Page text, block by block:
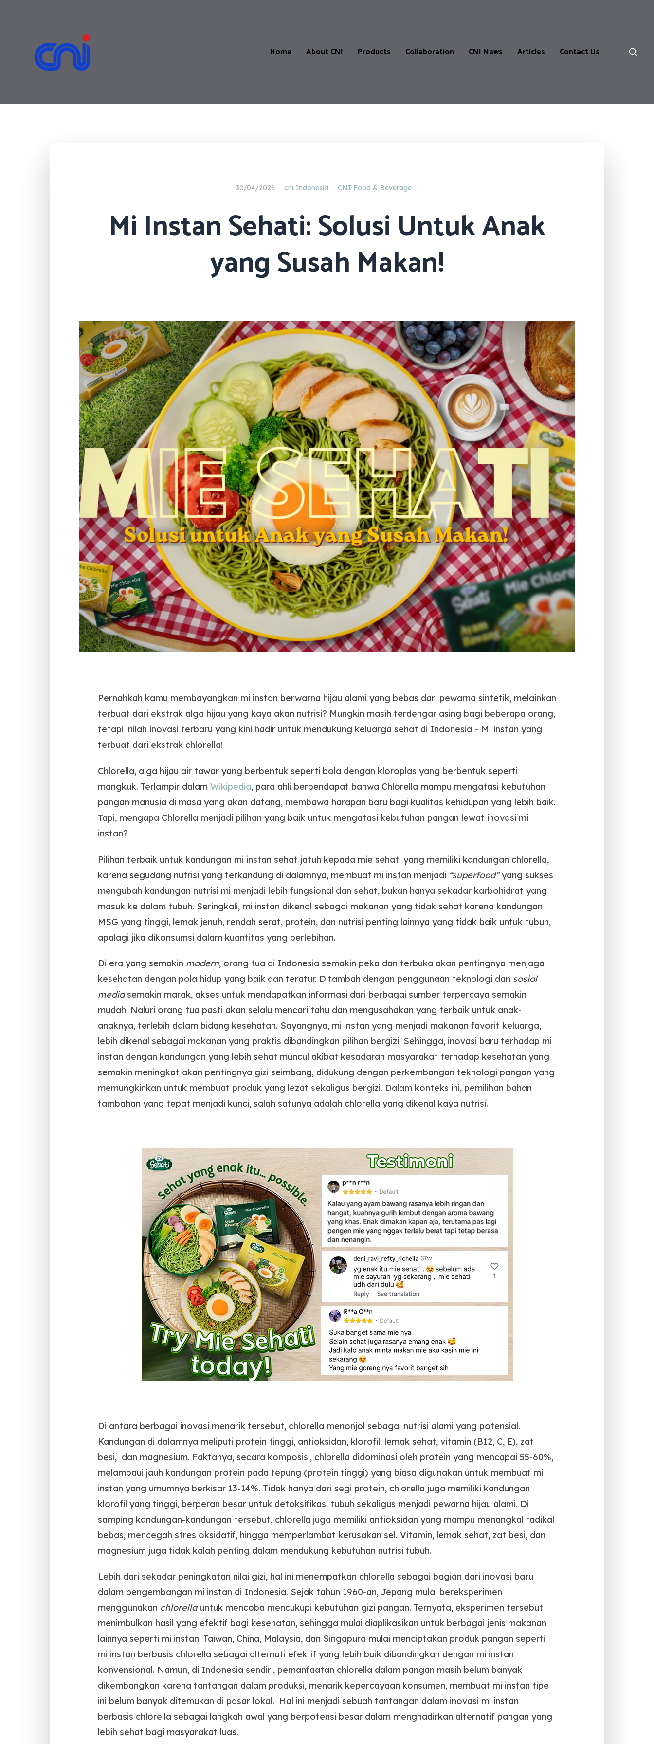
Home About CNI Products
testimonials
Collaboration
Master
CNI News Articles Contact Us
30/04/2026 cni Indonesia CNI Food & Beverage
Mi Instan Sehati: Solusi Untuk Anak
yang Susah Makan!
Pernahkah kamu membayangkan mi instan berwarna hijau alami yang bebas dari pewarna sintetik, melainkan
terbuat dari ekstrak alga hijau yang kaya akan nutrisi? Mungkin masih terdengar asing bagi beberapa orang,
tetapi inilah inovasi terbaru yang kini hadir untuk mendukung keluarga sehat di Indonesia – Mi instan yang
terbuat dari ekstrak chlorella!
Chlorella, alga hijau air tawar yang berbentuk seperti bola dengan kloroplas yang berbentuk seperti
mangkuk. Terlampir dalam Wikipedia, para ahli berpendapat bahwa Chlorella mampu mengatasi kebutuhan
pangan manusia di masa yang akan datang, membawa harapan baru bagi kualitas kehidupan yang lebih baik.
Tapi, mengapa Chlorella menjadi pilihan yang baik untuk mengatasi kebutuhan pangan lewat inovasi mi
instan?
Pilihan terbaik untuk kandungan mi instan sehat jatuh kepada mie sehati yang memiliki kandungan chlorella,
karena segudang nutrisi yang terkandung di dalamnya, membuat mi instan menjadi “superfood”yang sukses
mengubah kandungan nutrisi mi menjadi lebih fungsional dan sehat, bukan hanya sekadar karbohidrat yang
masuk ke dalam tubuh. Seringkali, mi instan dikenal sebagai makanan yang tidak sehat karena kandungan
MSG yang tinggi, lemak jenuh, rendah serat, protein, dan nutrisi penting lainnya yang tidak baik untuk tubuh,
apalagi jika dikonsumsi dalam kuantitas yang berlebihan.
Di era yang semakin modern, orang tua di Indonesia semakin peka dan terbuka akan pentingnya menjaga
kesehatan dengan pola hidup yang baik dan teratur. Ditambah dengan penggunaan teknologi dan sosial
mediasemakin marak, akses untuk mendapatkan informasi dari berbagai sumber terpercaya semakin
mudah. Naluri orang tua pasti akan selalu mencari tahu dan mengusahakan yang terbaik untuk anak-
anaknya, terlebih dalam bidang kesehatan. Sayangnya, mi instan yang menjadi makanan favorit keluarga,
lebih dikenal sebagai makanan yang praktis dibandingkan pilihan bergizi. Sehingga, inovasi baru terhadap mi
instan dengan kandungan yang lebih sehat muncul akibat kesadaran masyarakat terhadap kesehatan yang
semakin meningkat akan pentingnya gizi seimbang, didukung dengan perkembangan teknologi pangan yang
memungkinkan untuk membuat produk yang lezat sekaligus bergizi. Dalam konteks ini, pemilihan bahan
tambahan yang tepat menjadi kunci, salah satunya adalah chlorella yang dikenal kaya nutrisi.
Di antara berbagai inovasi menarik tersebut, chlorella menonjol sebagai nutrisi alami yang potensial.
Kandungan di dalamnya meliputi protein tinggi, antioksidan, klorofil, lemak sehat, vitamin (B12, C, E), zat
besi, dan magnesium. Faktanya, secara komposisi, chlorella didominasi oleh protein yang mencapai 55-60%,
melampaui jauh kandungan protein pada tepung (protein tinggi) yang biasa digunakan untuk membuat mi
instan yang umumnya berkisar 13-14%. Tidak hanya dari segi protein, chlorella juga memiliki kandungan
klorofil yang tinggi, berperan besar untuk detoksifikasi tubuh sekaligus menjadi pewarna hijau alami. Di
samping kandungan-kandungan tersebut, chlorella juga memiliki antioksidan yang mampu menangkal radikal
bebas, mencegah stres oksidatif, hingga memperlambat kerusakan sel. Vitamin, lemak sehat, zat besi, dan
magnesium juga tidak kalah penting dalam mendukung kebutuhan nutrisi tubuh.
Lebih dari sekadar peningkatan nilai gizi, hal ini menempatkan chlorella sebagai bagian dari inovasi baru
dalam pengembangan mi instan di Indonesia. Sejak tahun 1960-an, Jepang mulai bereksperimen
menggunakan chlorellauntuk mencoba mencukupi kebutuhan gizi pangan. Ternyata, eksperimen tersebut
menimbulkan hasil yang efektif bagi kesehatan, sehingga mulai diaplikasikan untuk berbagai jenis makanan
lainnya seperti mi instan. Taiwan, China, Malaysia, dan Singapura mulai menciptakan produk pangan seperti
mi instan berbasis chlorella sebagai alternati efektif yang lebih baik dibandingkan dengan mi instan
konvensional. Namun, di Indonesia sendiri, pemanfaatan chlorella dalam pangan masih belum banyak
dikembangkan karena tantangan dalam produksi, menarik kepercayaan konsumen, membuat mi instan tipe
ini belum banyak ditemukan di pasar lokal. Hal ini menjadi sebuah tantangan dalam inovasi mi instan
berbasis chlorella sebagai langkah awal yang berpotensi besar dalam menghadirkan alternatif pangan yang
lebih sehat bagi masyarakat luas.